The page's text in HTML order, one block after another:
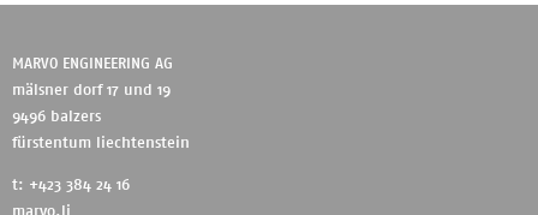
MARVO ENGINEERING AG
mälsner dorf 17 und 19
9496 balzers
fürstentum liechtenstein
t: +423 384 24 16